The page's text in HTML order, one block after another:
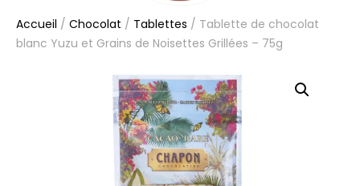
Accueil / Chocolat / Tablettes / Tablette de chocolat
blanc Yuzu et Grains de Noisettes Grillées – 75g